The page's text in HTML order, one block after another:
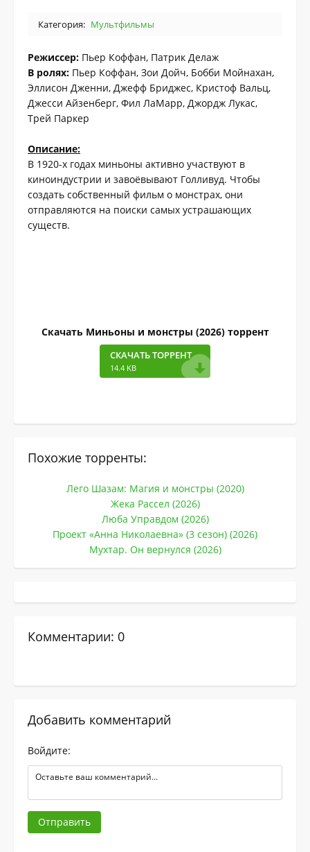
Категория: Мультфильмы
Режиссер: Пьер Коффан, Патрик Делаж
В ролях: Пьер Коффан, Зои Дойч, Бобби Мойнахан,
Эллисон Дженни, Джефф Бриджес, Кристоф Вальц,
Джесси Айзенберг, Фил ЛаМарр, Джордж Лукас,
Трей Паркер
Описание:
В 1920-х годах миньоны активно участвуют в
киноиндустрии и завоёвывают Голливуд. Чтобы
создать собственный фильм о монстрах, они
отправляются на поиски самых устрашающих
существ.
Скачать Миньоны и монстры (2026) торрент
СКАЧАТЬ ТОРРЕНТ
14.4 KB
Похожие торренты:
Лего Шазам: Магия и монстры (2020)
Жека Рассел (2026)
Люба Управдом (2026)
Проект «Анна Николаевна» (3 сезон) (2026)
Мухтар. Он вернулся (2026)
Комментарии: 0
Добавить комментарий
Войдите:
Отправить